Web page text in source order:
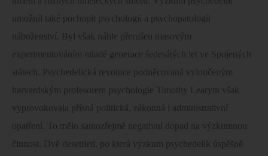
umožnil také pochopit psychologii a psychopatologii
náboženství. Byl však náhle přerušen masovým
experimentováním mladé generace šedesátých let ve Spojených
státech. Psychedelická revoluce podněcovaná vyloučeným
harvardským profesorem psychologie Timothy Learym však
vyprovokovala přísná politická, zákonná i administrativní
opatření. To mělo samozřejmě negativní dopad na výzkumnou
činnost. Dvě desetiletí, po která výzkum psychedelik úspěšně